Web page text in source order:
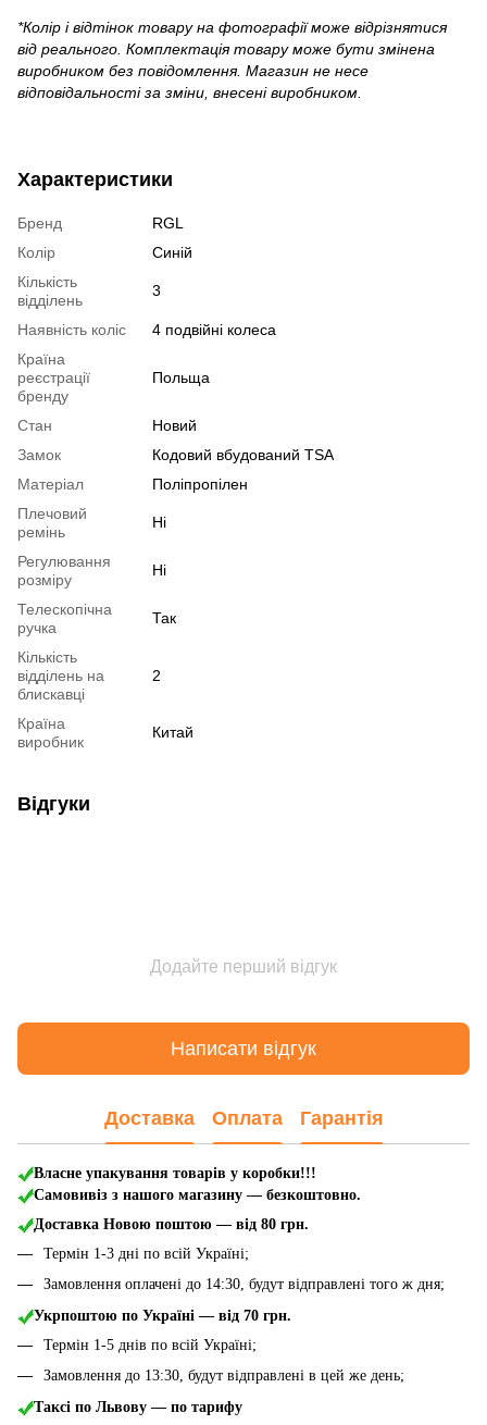
*Колір і відтінок товару на фотографії може відрізнятися
від реального. Комплектація товару може бути змінена
виробником без повідомлення. Магазин не несе
відповідальності за зміни, внесені виробником.
Характеристики
Бренд
RGL
Колір
Синій
Кількість
відділень
3
Наявність коліс
4 подвійні колеса
Країна
реєстрації
бренду
Польща
Стан
Новий
Замок
Кодовий вбудований TSA
Матеріал
Поліпропілен
Плечовий
ремінь
Ні
Регулювання
розміру
Ні
Телескопічна
ручка
Так
Кількість
відділень на
блискавці
2
Країна
виробник
Китай
Відгуки
Додайте перший відгук
Написати відгук
Доставка Оплата Гарантія
Власне упакування товарів у коробки!!!
Самовивіз з нашого магазину — безкоштовно.
Доставка Новою поштою — від 80 грн.
Термін 1-3 дні по всій Україні;
Замовлення оплачені до 14:30, будут відправлені того ж дня;
Укрпоштою по Україні — від 70 грн.
Термін 1-5 днів по всій Україні;
Замовлення до 13:30, будут відправлені в цей же день;
Таксі по Львову — по тарифу